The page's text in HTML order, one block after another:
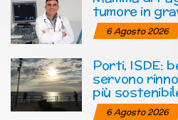
tumore in
6 Agosto 2026
Porti, ISDE:
servono
più
6 Agosto 2026